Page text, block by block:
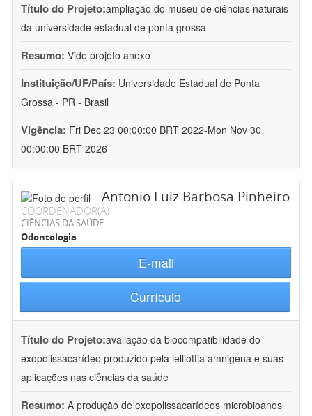
Título do Projeto:ampliação do museu de ciências naturais
da universidade estadual de ponta grossa
Resumo: Vide projeto anexo
Instituição/UF/País: Universidade Estadual de Ponta
Grossa - PR - Brasil
Vigência: Fri Dec 23 00:00:00 BRT 2022-Mon Nov 30
00:00:00 BRT 2026
Antonio Luiz Barbosa Pinheiro
COORDENADOR(A)
CIÊNCIAS DA SAÚDE
Odontologia
E-mail
Currículo
Título do Projeto:avaliação da biocompatibilidade do
exopolissacarídeo produzido pela lelliottia amnigena e suas
aplicações nas ciências da saúde
Resumo: A produção de exopolissacarídeos microbioanos